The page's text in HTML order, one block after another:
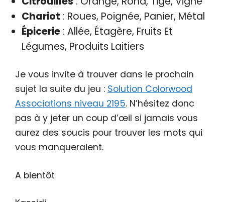
Chariot : Roues, Poignée, Panier, Métal
Épicerie: Allée, Étagère, Fruits Et
Légumes, Produits Laitiers
Je vous invite à trouver dans le prochain
sujet la suite du jeu : Solution Colorwood
Associations niveau 2195. N’hésitez donc
pas à y jeter un coup d’œil si jamais vous
aurez des soucis pour trouver les mots qui
vous manqueraient.
A bientôt